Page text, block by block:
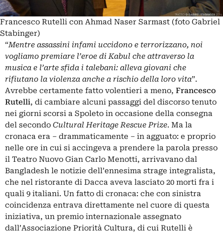
Francesco Rutelli con Ahmad Naser Sarmast (foto Gabriel
Stabinger)
“Mentre assassini infami uccidono e terrorizzano, noi
vogliamo premiare l’eroe di Kabul che attraverso la
musica e l’arte sfida i talebani: alleva giovani che
rifiutano la violenza anche a rischio della loro vita”.
Avrebbe certamente fatto volentieri a meno, Francesco
Rutelli, di cambiare alcuni passaggi del discorso tenuto
nei giorni scorsi a Spoleto in occasione della consegna
del secondo Cultural Heritage Rescue Prize. Ma la
cronaca era – drammaticamente – in agguato: e proprio
nelle ore in cui si accingeva a prendere la parola presso
il Teatro Nuovo Gian Carlo Menotti, arrivavano dal
Bangladesh le notizie dell’ennesima strage integralista,
che nel ristorante di Dacca aveva lasciato 20 morti fra i
quali 9 italiani. Un fatto di cronaca: che con sinistra
coincidenza entrava direttamente nel cuore di questa
iniziativa, un premio internazionale assegnato
dall’Associazione Priorità Cultura, di cui Rutelli è